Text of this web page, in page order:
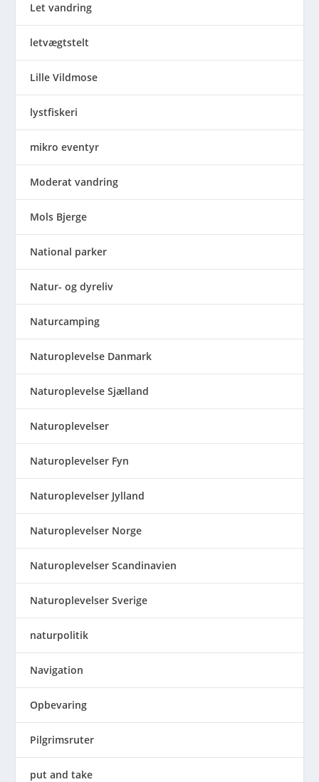
Let vandring
letvægtstelt
Lille Vildmose
lystfiskeri
mikro eventyr
Moderat vandring
Mols Bjerge
National parker
Natur- og dyreliv
Naturcamping
Naturoplevelse Danmark
Naturoplevelse Sjælland
Naturoplevelser
Naturoplevelser Fyn
Naturoplevelser Jylland
Naturoplevelser Norge
Naturoplevelser Scandinavien
Naturoplevelser Sverige
naturpolitik
Navigation
Opbevaring
Pilgrimsruter
put and take